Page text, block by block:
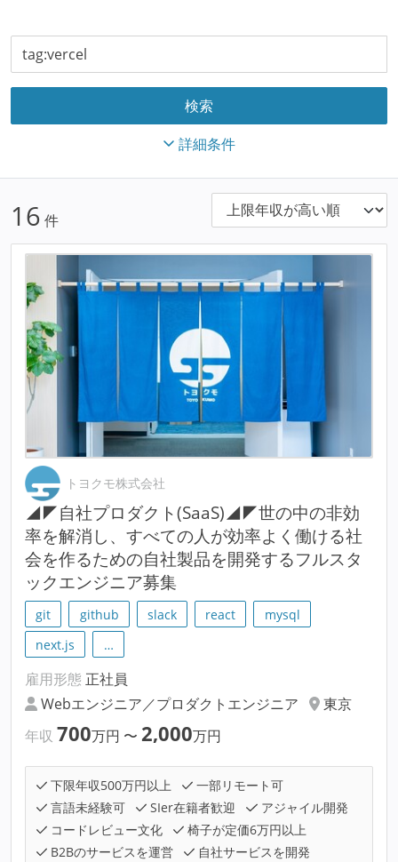
詳細条件
16 件
トヨクモ株式会社
◢◤自社プロダクト(SaaS)◢◤世の中の非効
率を解消し、すべての人が効率よく働ける社
会を作るための自社製品を開発するフルスタ
ックエンジニア募集
git github slack react
mysql
next.js
…
雇用形態 正社員
Webエンジニア／プロダクトエンジニア
東京
年収 700万円 〜 2,000万円
下限年収500万円以上
一部リモート可
言語未経験可
SIer在籍者歓迎
アジャイル開発
コードレビュー文化
椅子が定価6万円以上
B2Bのサービスを運営
自社サービスを開発